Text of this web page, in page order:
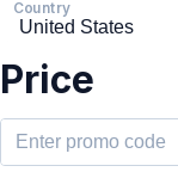
Country
Price